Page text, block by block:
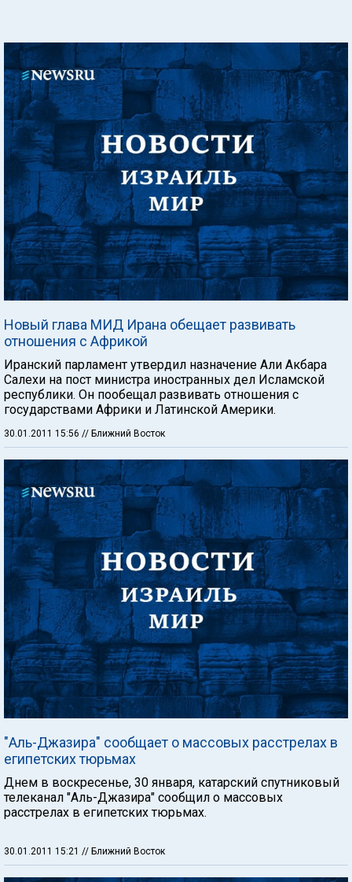
Новый глава МИД Ирана обещает развивать
отношения с Африкой
Иранский парламент утвердил назначение Али Акбара
Салехи на пост министра иностранных дел Исламской
республики. Он пообещал развивать отношения с
государствами Африки и Латинской Америки.
30.01.2011 15:56 // Ближний Восток
"Аль-Джазира" сообщает о массовых расстрелах в
египетских тюрьмах
Днем в воскресенье, 30 января, катарский спутниковый
телеканал "Аль-Джазира" сообщил о массовых
расстрелах в египетских тюрьмах.
30.01.2011 15:21 // Ближний Восток